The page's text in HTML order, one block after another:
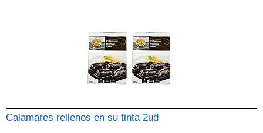
Calamares rellenos en su tinta 2ud